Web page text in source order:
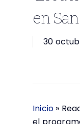
en
30
Inicio »